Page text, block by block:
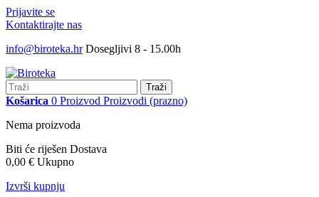
Prijavite se
Kontaktirajte nas
info@biroteka.hr Dosegljivi 8 - 15.00h
Traži
Košarica 0 Proizvod Proizvodi (prazno)
Nema proizvoda
Biti će riješen Dostava
0,00 € Ukupno
Izvrši kupnju